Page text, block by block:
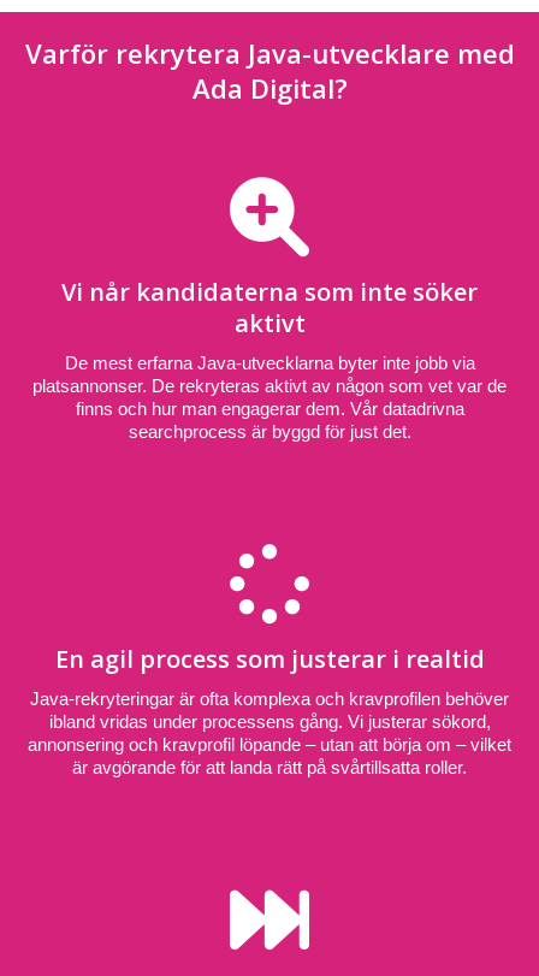
Varför rekrytera Java-utvecklare med
Ada Digital?
Vi når kandidaterna som inte söker
aktivt
De mest erfarna Java-utvecklarna byter inte jobb via
platsannonser. De rekryteras aktivt av någon som vet var de
finns och hur man engagerar dem. Vår datadrivna
searchprocess är byggd för just det.
En agil process som justerar i realtid
Java-rekryteringar är ofta komplexa och kravprofilen behöver
ibland vridas under processens gång. Vi justerar sökord,
annonsering och kravprofil löpande – utan att börja om – vilket
är avgörande för att landa rätt på svårtillsatta roller.